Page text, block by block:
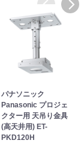
パナソニック
Panasonic プロジェ
クター用 天吊り金具
(高天井用) ET-
PKD120H